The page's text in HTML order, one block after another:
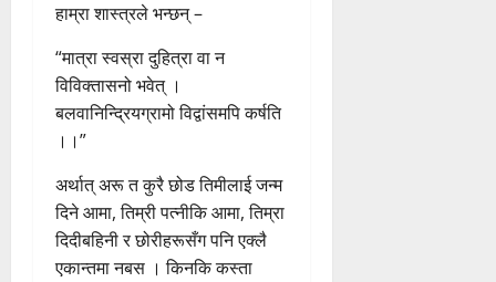
हाम्रा शास्त्रले भन्छन् –
“मात्रा स्वस्रा दुहित्रा वा न
विविक्तासनो भवेत् ।
बलवानिन्द्रियग्रामो विद्वांसमपि कर्षति
।।”
अर्थात् अरू त कुरै छोड तिमीलाई जन्म
दिने आमा, तिम्री पत्नीकि आमा, तिम्रा
दिदीबहिनी र छोरीहरूसँग पनि एक्लै
एकान्तमा नबस । किनकि कस्ता